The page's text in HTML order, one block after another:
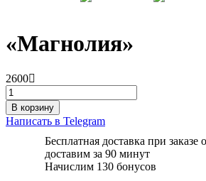
«Магнолия»
2600
В корзину
Написать в Telegram
Бесплатная доставка при заказе
доставим за 90 минут
Начислим 130 бонусов